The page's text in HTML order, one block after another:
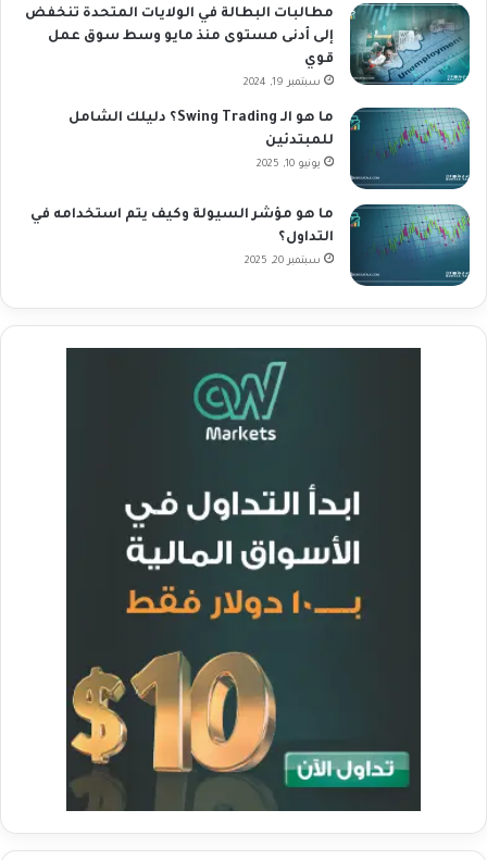
مطالبات البطالة في الولايات المتحدة تنخفض
إلى أدنى مستوى منذ مايو وسط سوق عمل
قوي
سبتمبر 19, 2024
ما هو الـ Swing Trading؟ دليلك الشامل
للمبتدئين
يونيو 10, 2025
ما هو مؤشر السيولة وكيف يتم استخدامه في
التداول؟
سبتمبر 20, 2025